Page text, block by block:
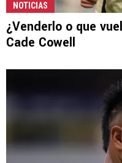
NOTICIAS
¿Venderlo o que
Cade Cowell